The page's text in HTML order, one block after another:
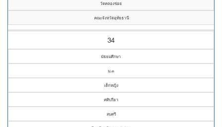
วัดคลองข่อย
คณะจังหวัดอุทัยธานี
34
มัธยมศึกษา
ม.๓
เด็กหญิง
ศศิปรียา
สมศรี